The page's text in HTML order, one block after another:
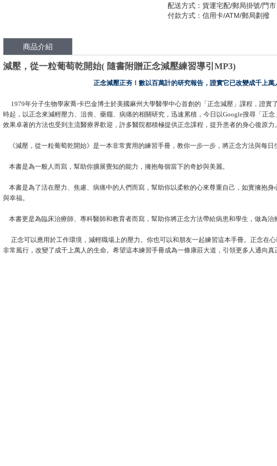
配送方式：貨運宅配/郵局掛號/門市
付款方式：信用卡/ATM/郵局劃撥
商品介紹
減壓，從一粒葡萄乾開始( 隨書附贈正念減壓練習導引MP3)
正念減壓正夯！數以百萬計的研究報告，證實它已改變成千上萬
1979年分子生物學家喬‧卡巴金博士於美國麻州大學醫學中心首創的 「正念減壓」課程 ，證實
時起，以正念來減輕壓力、沮喪、藥癮、病痛的相關研究，迅速累積，今日以Google搜尋「正念
效果卓著的方法也受到主流醫療界歡迎，許多醫院都積極提供正念課程，提升患者的身心復原力。
《減壓，從一粒葡萄乾開始》是一本非常實用的練習手冊，教你一步一步，將正念方法與每日
本書是為一般人而寫，幫助你擴展覺知的能力，擁抱每個當下的奇妙與美麗。
本書是為了活在壓力、焦慮、病痛中的人們而寫，幫助你以柔軟的心來尊重自己，如實擁抱
與幸福。
本書更是為臨床治療師、專科醫師和教育者而寫，幫助你將正念方法帶給病患和學生，做為治
正念可以應用於工作環境，減輕職場上的壓力。你也可以和朋友一起練習這本手冊。正念在
非常風行，改變了成千上萬人的生命。希望這本練習手冊成為一條康莊大道，引領更多人通向真